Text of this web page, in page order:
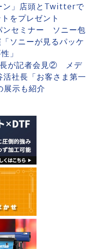
ン」店頭とTwitterで
をプレゼント
ンセミナー ソニー包
ソニーが見るパッケ
」
長が記者会見② メデ
活社長「お客さま第一
示も紹介